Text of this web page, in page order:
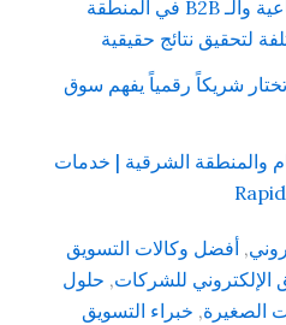
شركة سيو للشركات الصناعية والـ B2B في المنطقة
لتحقيق نتائج حقيقية
شريكاً رقمياً يفهم سوق
الشرقية | خدمات
,أفضل وكالات التسويق
للشركات,حلول
, خبراء التسويق